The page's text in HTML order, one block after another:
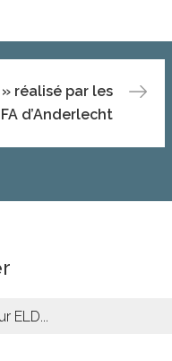
réalisé par les
d’Anderlecht